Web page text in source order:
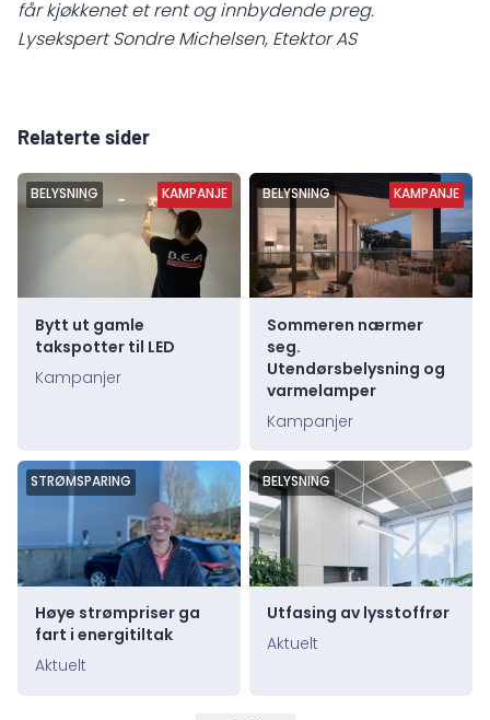
får kjøkkenet et rent og innbydende preg.
Lysekspert Sondre Michelsen, Etektor AS
Relaterte sider
BELYSNING KAMPANJE
KAMPANJE
Bytt ut gamle
takspotter til LED
Kampanjer
BELYSNING KAMPANJE
KAMPANJE
Sommeren nærmer
seg.
Utendørsbelysning og
varmelamper
Kampanjer
STRØMSPARING
Høye strømpriser ga
fart i energitiltak
Aktuelt
BELYSNING
Utfasing av lysstoffrør
Aktuelt